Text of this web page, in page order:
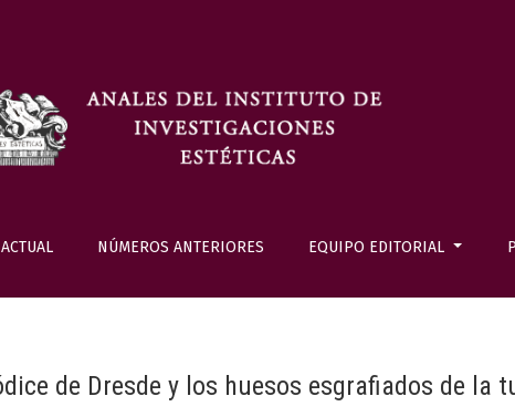
ACTUAL NÚMEROS ANTERIORES EQUIPO EDITORIAL
de Dresde y los huesos esgrafiados de la